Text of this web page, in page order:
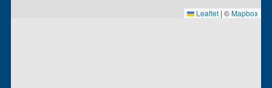
Leaflet | ©Mapbox